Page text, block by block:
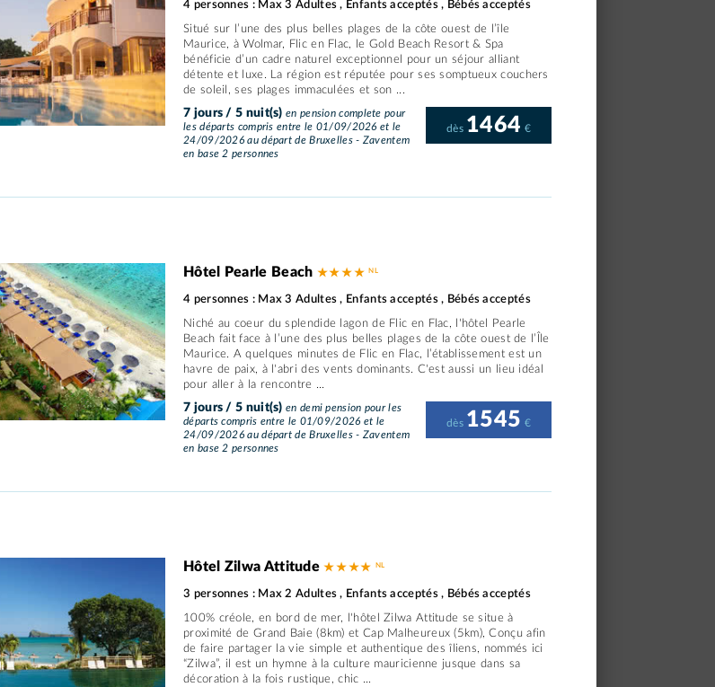
4 personnes : Max 3 Adultes , Enfants acceptés , Bébés acceptés
Situé sur l’une des plus belles plages de la côte ouest de l’île
Maurice, à Wolmar, Flic en Flac, le Gold Beach Resort & Spa
bénéficie d’un cadre naturel exceptionnel pour un séjour alliant
détente et luxe. La région est réputée pour ses somptueux couchers
de soleil, ses plages immaculées et son ...
7 jours / 5 nuit(s) en pension complete pour
les départs compris entre le 01/09/2026 et le
24/09/2026 au départ de Bruxelles - Zaventem
en base 2 personnes
dès 1464 €
Hôtel Pearle Beach ★ ★ ★ ★
4 personnes : Max 3 Adultes , Enfants acceptés , Bébés acceptés
Niché au coeur du splendide lagon de Flic en Flac, l'hôtel Pearle
Beach fait face à l’une des plus belles plages de la côte ouest de l’Île
Maurice. A quelques minutes de Flic en Flac, l’établissement est un
havre de paix, à l'abri des vents dominants. C'est aussi un lieu idéal
pour aller à la rencontre ...
7 jours / 5 nuit(s) en demi pension pour les
départs compris entre le 01/09/2026 et le
24/09/2026 au départ de Bruxelles - Zaventem
en base 2 personnes
dès 1545 €
Hôtel Zilwa Attitude★ ★ ★ ★
3 personnes : Max 2 Adultes , Enfants acceptés , Bébés acceptés
100% créole, en bord de mer, l'hôtel Zilwa Attitude se situe à
proximité de Grand Baie (8km) et Cap Malheureux (5km), Conçu afin
de faire partager la vie simple et authentique des îliens, nommés ici
“Zilwa”, il est un hymne à la culture mauricienne jusque dans sa
décoration à la fois rustique, chic ...